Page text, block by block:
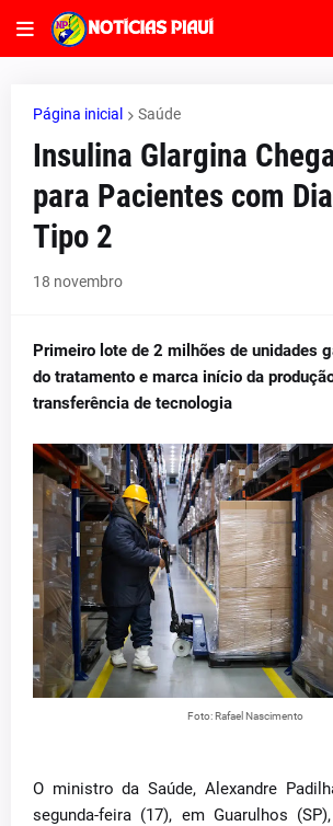
Página inicial Saúde
Insulina Glargina
para Pacientes com
Tipo 2
18 novembro
Primeiro lote de 2 milhões de unidades
do tratamento e marca início da
transferência de tecnologia
Foto: Rafael Nascimento
O ministro da Saúde, Alexandre
segunda-feira (17), em Guarulhos